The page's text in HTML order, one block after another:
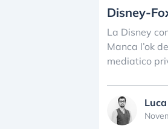
Disney-
La Disney
Manca l’ok
mediatico